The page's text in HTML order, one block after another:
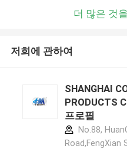
더 많은 것
저희에 관하여
SHANGHAI
PRODUCTS
프로필
No.88,
Road,FengXian